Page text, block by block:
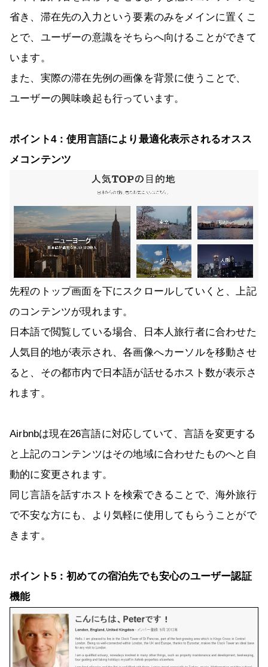
省き、滞在先の入力という要素のみをメインに置くこ
とで、ユーザーの意識をそちらへ向けることができて
います。
また、実際の滞在先例の画像を背景に使うことで、
ユーザーの興味喚起も行っています。
ポイント4：使用言語により最適化表示されるオスス
メコンテンツ
先程のトップ画面を下にスクロールしていくと、上記
のコンテンツが現れます。
日本語で閲覧している場合、日本人旅行者に合わせた
人気目的地が表示され、各画像へカーソルを移動させ
ると、その都市内で日本語が話せるホスト数が表示さ
れます。
Airbnbは現在26言語に対応していて、言語を変更する
と上記のコンテンツはその地域に合わせたものへと自
動的に変更されます。
同じ言語を話すホストを検索できることで、海外旅行
で不安な方にも、より気軽に使用してもらうことがで
きます。
ポイント5：初めての宿泊先でも安心のユーザー認証
機能